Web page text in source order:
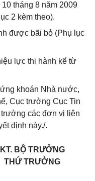
tháng 8 năm 2009
2 kèm theo).
được bãi bỏ (Phụ lục
lực thi hành kể từ
khoán Nhà nước,
Cục trưởng Cục Tin
các đơn vị liên
định này./.
KT. BỘ TRƯỞNG
THỨ TRƯỞNG